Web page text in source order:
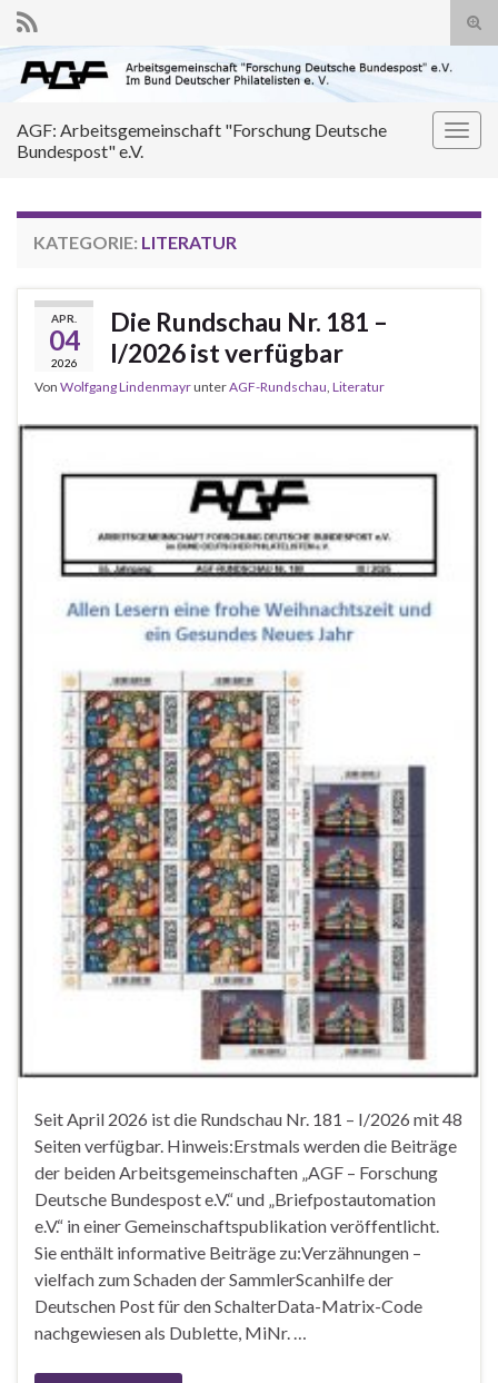
Search for:
AGF: Arbeitsgemeinschaft "Forschung Deutsche
Bundespost" e.V.
KATEGORIE: LITERATUR
APR.
04
2026
Die Rundschau Nr. 181 –
I/2026 ist verfügbar
Von Wolfgang LindenmayrunterAGF-Rundschau, Literatur
Seit April 2026 ist die Rundschau Nr. 181 – I/2026 mit 48
Seiten verfügbar. Hinweis:Erstmals werden die Beiträge
der beiden Arbeitsgemeinschaften „AGF – Forschung
Deutsche Bundespost e.V.“ und „Briefpostautomation
e.V.“ in einer Gemeinschaftspublikation veröffentlicht.
Sie enthält informative Beiträge zu:Verzähnungen –
vielfach zum Schaden der SammlerScanhilfe der
Deutschen Post für den SchalterData-Matrix-Code
nachgewiesen als Dublette, MiNr. …